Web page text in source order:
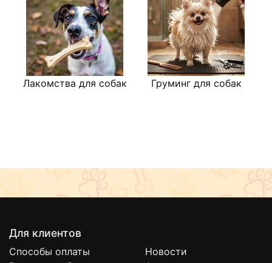
Лакомства для собак
Груминг для собак
Для клиентов
Способы оплаты
Новости